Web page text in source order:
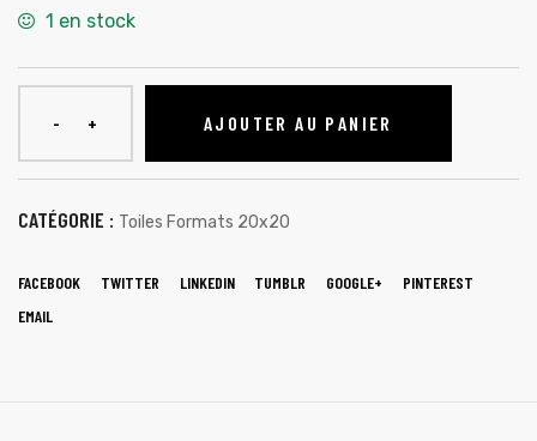
1 en stock
AJOUTER AU PANIER
CATÉGORIE : Toiles Formats 20x20
FACEBOOK TWITTER LINKEDIN TUMBLR GOOGLE+
PINTEREST
EMAIL